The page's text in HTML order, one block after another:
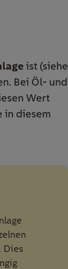
ist (siehe
Bei Öl- und
Wert
in diesem
Dies